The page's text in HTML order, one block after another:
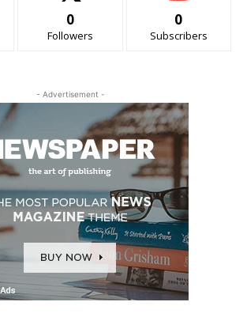
0
Followers
0
Subscribers
- Advertisement -